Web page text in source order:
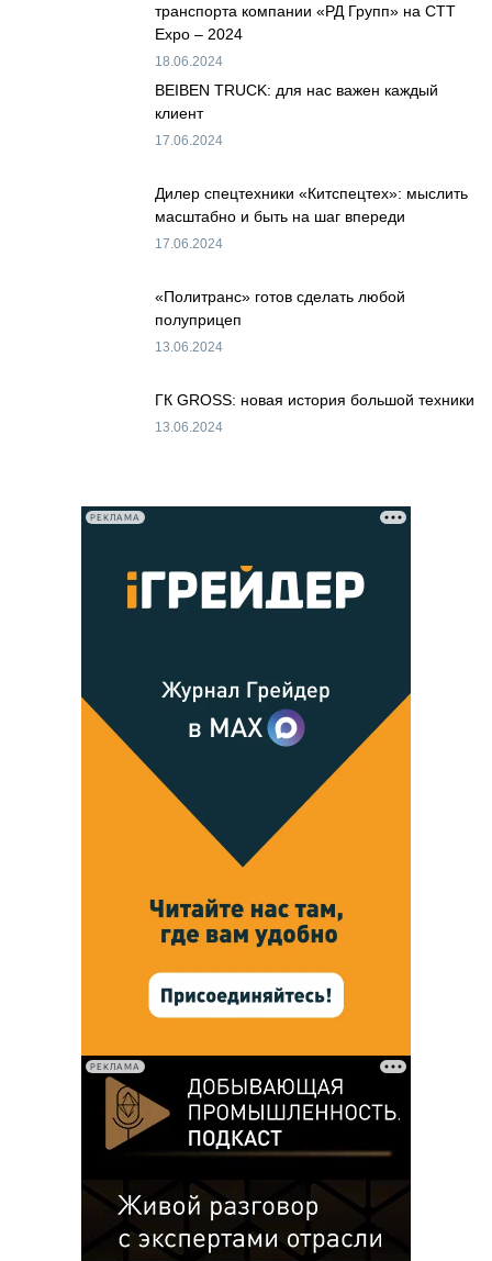
транспорта компании «РД Групп» на CTT
Expo – 2024
18.06.2024
BEIBEN TRUCK: для нас важен каждый
клиент
17.06.2024
Дилер спецтехники «Китспецтех»: мыслить
масштабно и быть на шаг впереди
17.06.2024
«Политранс» готов сделать любой
полуприцеп
13.06.2024
ГК GROSS: новая история большой техники
13.06.2024
РЕКЛАМА
РЕКЛАМА